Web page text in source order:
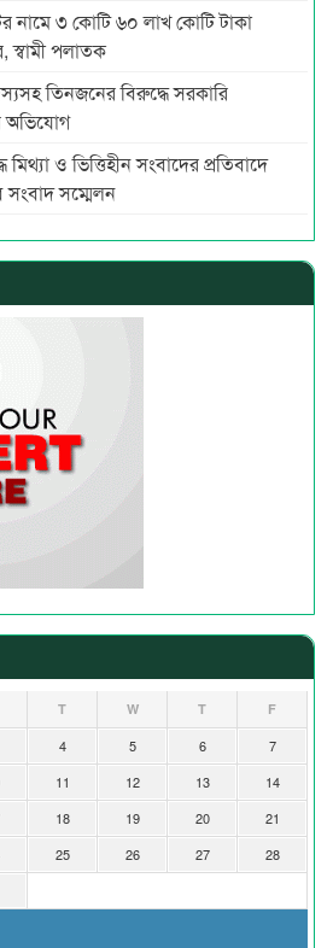
নামে ৩ কোটি ৬০ লাখ কোটি টাকা
স্বামী পলাতক
তিনজনের বিরুদ্ধে সরকারি
অভিযোগ
ও ভিত্তিহীন সংবাদের প্রতিবাদে
সংবাদ সম্মেলন
T W T F
4 5 6
7
11 12 13
14
18 19 20
21
25 26 27
28